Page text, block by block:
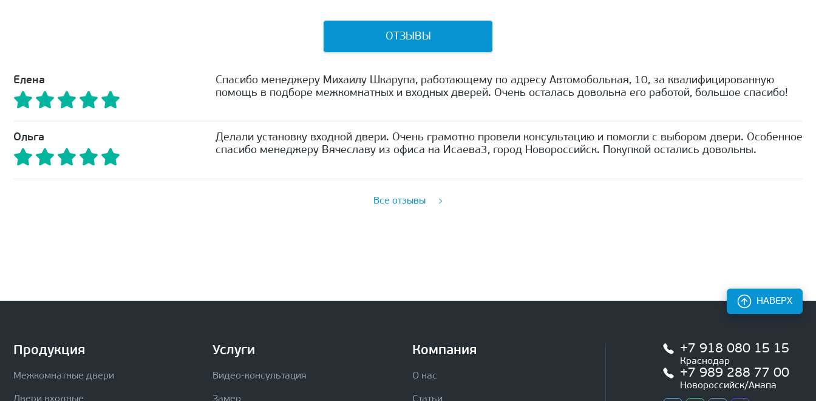
ОТЗЫВЫ
Елена
Спасибо менеджеру Михаилу Шкарупа, работающему по адресу Автомобольная, 10, за квалифицированную
помощь в подборе межкомнатных и входных дверей. Очень осталась довольна его работой, большое спасибо!
Ольга
Делали установку входной двери. Очень грамотно провели консультацию и помогли с выбором двери. Особенное
спасибо менеджеру Вячеславу из офиса на Исаева3, город Новороссийск. Покупкой остались довольны.
Все отзывы
Продукция
Межкомнатные двери
Услуги
Видео-консультация
Компания
О нас
+7 918 080 15 15
Краснодар
+7 989 288 77 00
Новороссийск/Анапа
НАВЕРХ